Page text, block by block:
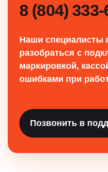
8 (804)
Наши специалисты
разобраться с
маркировкой,
ошибками при
Позвонить в